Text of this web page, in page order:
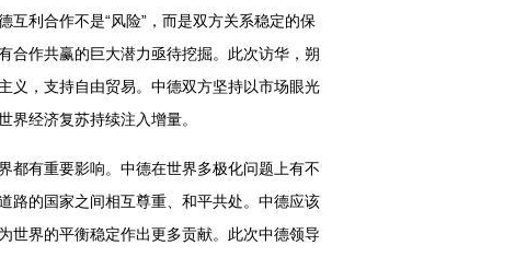
利合作不是“风险”，而是双方关系稳定的保
合作共赢的巨大潜力亟待挖掘。此次访华，朔
义，支持自由贸易。中德双方坚持以市场眼光
经济复苏持续注入增量。
都有重要影响。中德在世界多极化问题上有不
路的国家之间相互尊重、和平共处。中德应该
世界的平衡稳定作出更多贡献。此次中德领导